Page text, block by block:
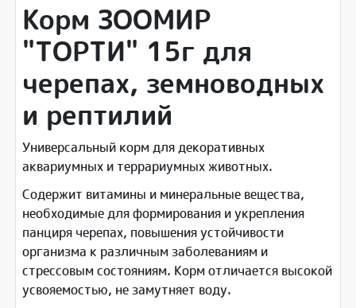
Корм ЗООМИР
"ТОРТИ" 15г для
черепах, земноводных
и рептилий
Универсальный корм для декоративных
аквариумных и террариумных животных.
Содержит витамины и минеральные вещества,
необходимые для формирования и укрепления
панциря черепах, повышения устойчивости
организма к различным заболеваниям и
стрессовым состояниям. Корм отличается высокой
усвояемостью, не замутняет воду.